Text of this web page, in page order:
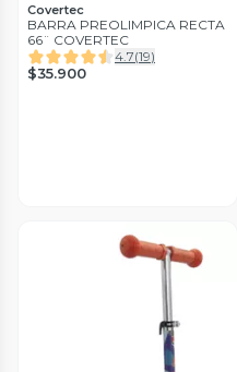
Covertec
BARRA PREOLIMPICA RECTA
66¨ COVERTEC
4.7(19)
$35.900